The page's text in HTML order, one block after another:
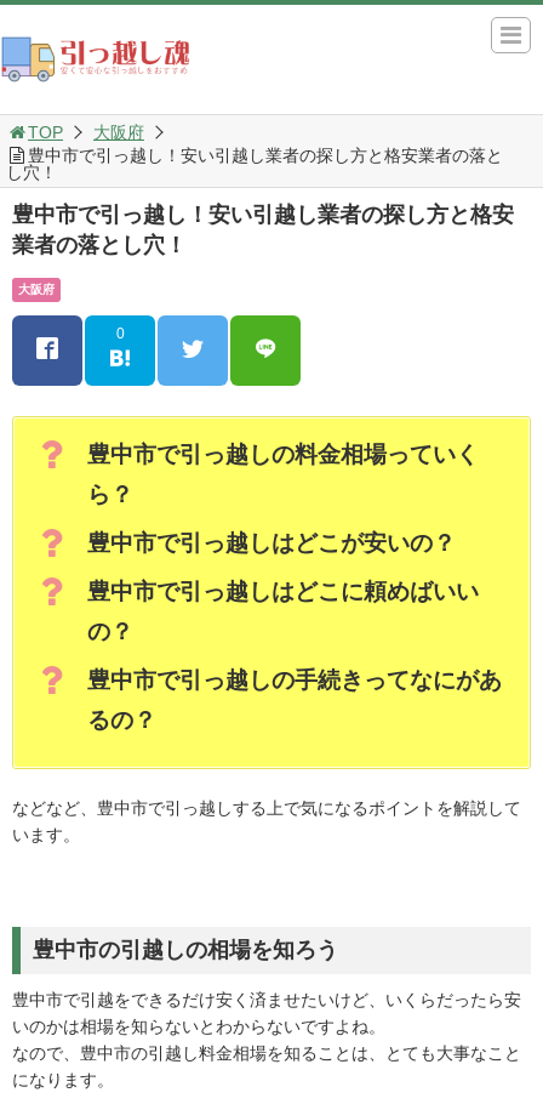
TOP
大阪府
豊中市で引っ越し！安い引越し業者の探し方と格安業者の落と
し穴！
豊中市で引っ越し！安い引越し業者の探し方と格安
業者の落とし穴！
大阪府
0
豊中市で引っ越しの料金相場っていく
ら？
豊中市で引っ越しはどこが安いの？
豊中市で引っ越しはどこに頼めばいい
の？
豊中市で引っ越しの手続きってなにがあ
るの？
などなど、豊中市で引っ越しする上で気になるポイントを解説して
います。
豊中市の引越しの相場を知ろう
豊中市で引越をできるだけ安く済ませたいけど、いくらだったら安
いのかは相場を知らないとわからないですよね。
なので、豊中市の引越し料金相場を知ることは、とても大事なこと
になります。